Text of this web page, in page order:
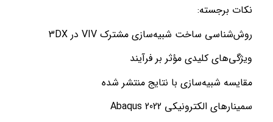
نکات برجسته:
روش‌شناسی ساخت شبیه‌سازی مشترک VIV در 3DX
ویژگی‌های کلیدی مؤثر بر فرآیند
مقایسه شبیه‌سازی با نتایج منتشر شده
سمینارهای الکترونیکی 2022 Abaqus